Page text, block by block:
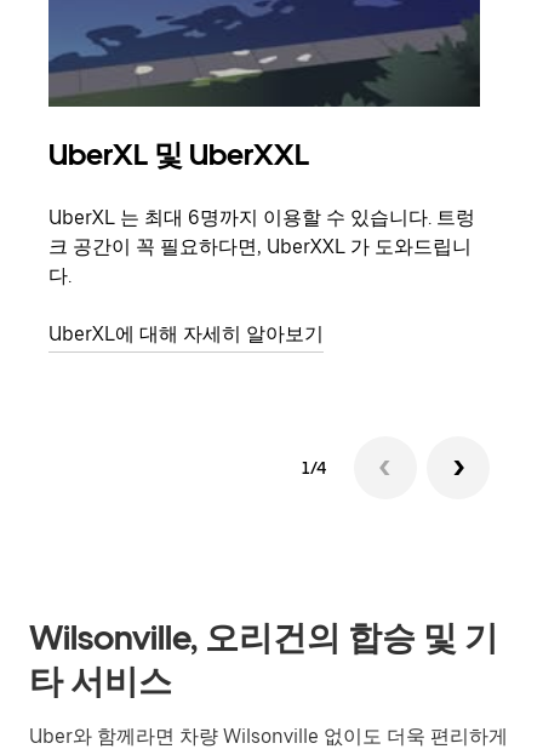
UberXL 및 UberXXL
UberXL 는 최대 6명까지 이용할 수 있습니다. 트렁
크 공간이 꼭 필요하다면, UberXXL 가 도와드립니
다.
UberXL에 대해 자세히 알아보기
1/4
Wilsonville, 오리건의 합승 및 기
타 서비스
Uber와 함께라면 차량 Wilsonville 없이도 더욱 편리하게